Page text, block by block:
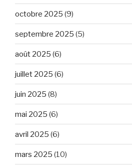
octobre 2025 (9)
septembre 2025 (5)
août 2025 (6)
juillet 2025 (6)
juin 2025 (8)
mai 2025 (6)
avril 2025 (6)
mars 2025 (10)